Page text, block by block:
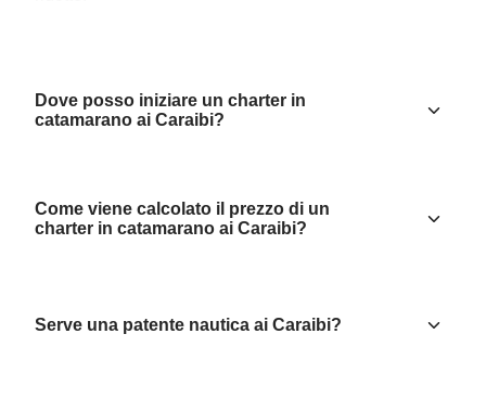
Dove posso iniziare un charter in
catamarano ai Caraibi?
Come viene calcolato il prezzo di un
charter in catamarano ai Caraibi?
Serve una patente nautica ai Caraibi?